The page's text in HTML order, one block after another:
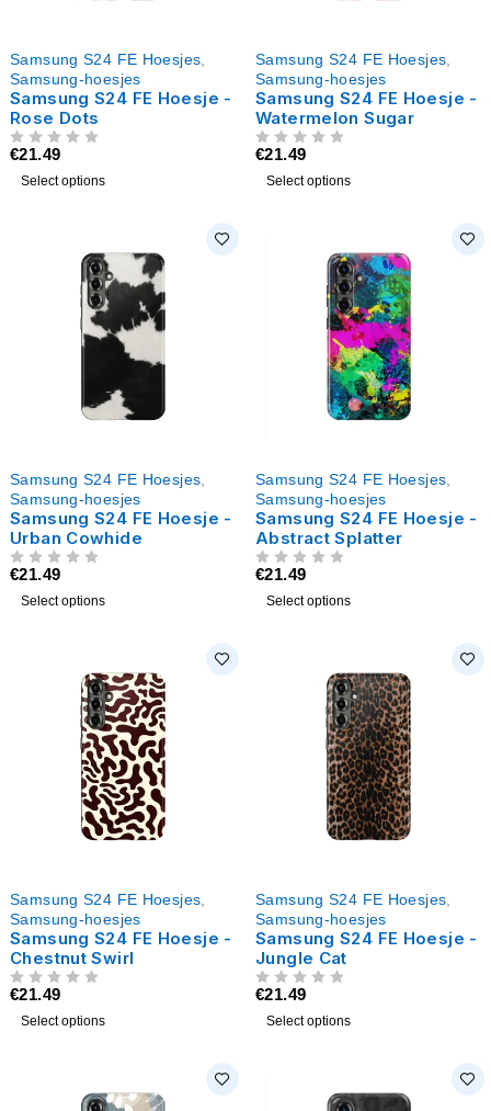
Samsung S24 FE Hoesjes
Samsung-hoesjes
Samsung S24 FE Hoesje -
Rose Dots
€21.49
Select options
Samsung S24 FE Hoesjes
Samsung-hoesjes
Samsung S24 FE Hoesje -
Watermelon Sugar
€21.49
Select options
Samsung S24 FE Hoesjes
Samsung-hoesjes
Samsung S24 FE Hoesje -
Urban Cowhide
€21.49
Select options
Samsung S24 FE Hoesjes
Samsung-hoesjes
Samsung S24 FE Hoesje -
Abstract Splatter
€21.49
Select options
Samsung S24 FE Hoesjes
Samsung-hoesjes
Samsung S24 FE Hoesje -
Chestnut Swirl
€21.49
Select options
Samsung S24 FE Hoesjes
Samsung-hoesjes
Samsung S24 FE Hoesje -
Jungle Cat
€21.49
Select options